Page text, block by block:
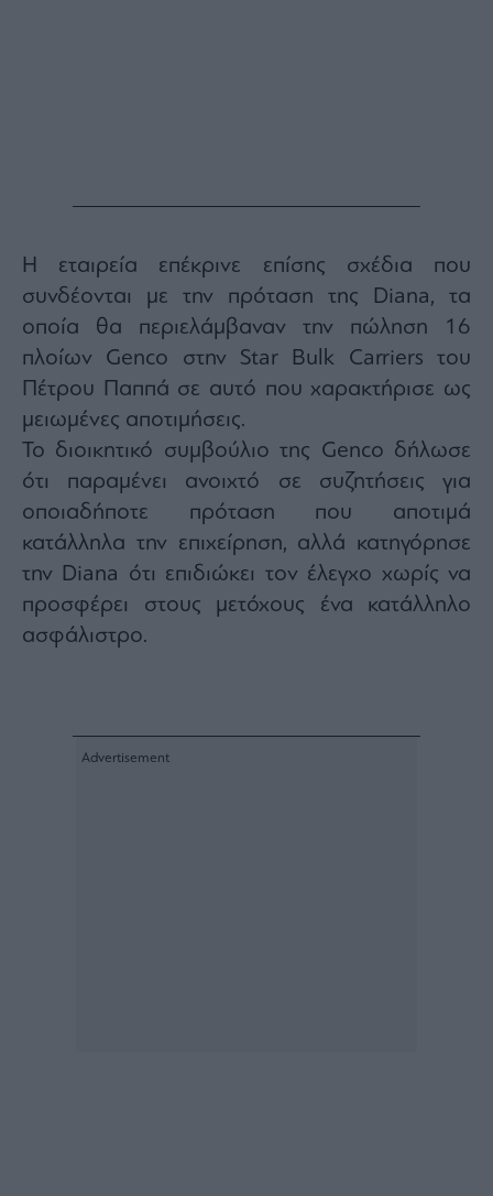
Η εταιρεία επέκρινε επίσης σχέδια που
συνδέονται με την πρόταση της Diana, τα
οποία θα περιελάμβαναν την πώληση 16
πλοίων Genco στην Star Bulk Carriers του
Πέτρου Παππά σε αυτό που χαρακτήρισε ως
μειωμένες αποτιμήσεις.
Το διοικητικό συμβούλιο της Genco δήλωσε
ότι παραμένει ανοιχτό σε συζητήσεις για
οποιαδήποτε πρόταση που αποτιμά
κατάλληλα την επιχείρηση, αλλά κατηγόρησε
την Diana ότι επιδιώκει τον έλεγχο χωρίς να
προσφέρει στους μετόχους ένα κατάλληλο
ασφάλιστρο.